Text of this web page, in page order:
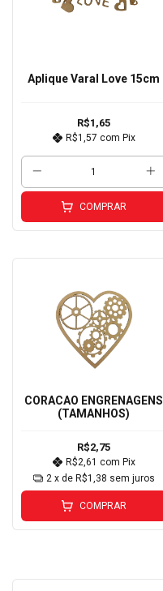
Aplique Varal Love 15cm
R$1,65
R$1,57 com Pix
COMPRAR
CORACAO ENGRENAGENS
(TAMANHOS)
R$2,75
R$2,61 com Pix
2 x de R$1,38 sem juros
COMPRAR